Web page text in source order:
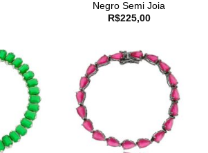
Negro Semi Joia
R$225,00